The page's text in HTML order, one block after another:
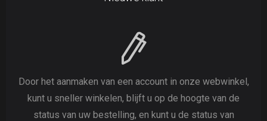
Door het aanmaken van een account in onze webwinkel,
kunt u sneller winkelen, blijft u op de hoogte van de
status van uw bestelling, en kunt u de status van